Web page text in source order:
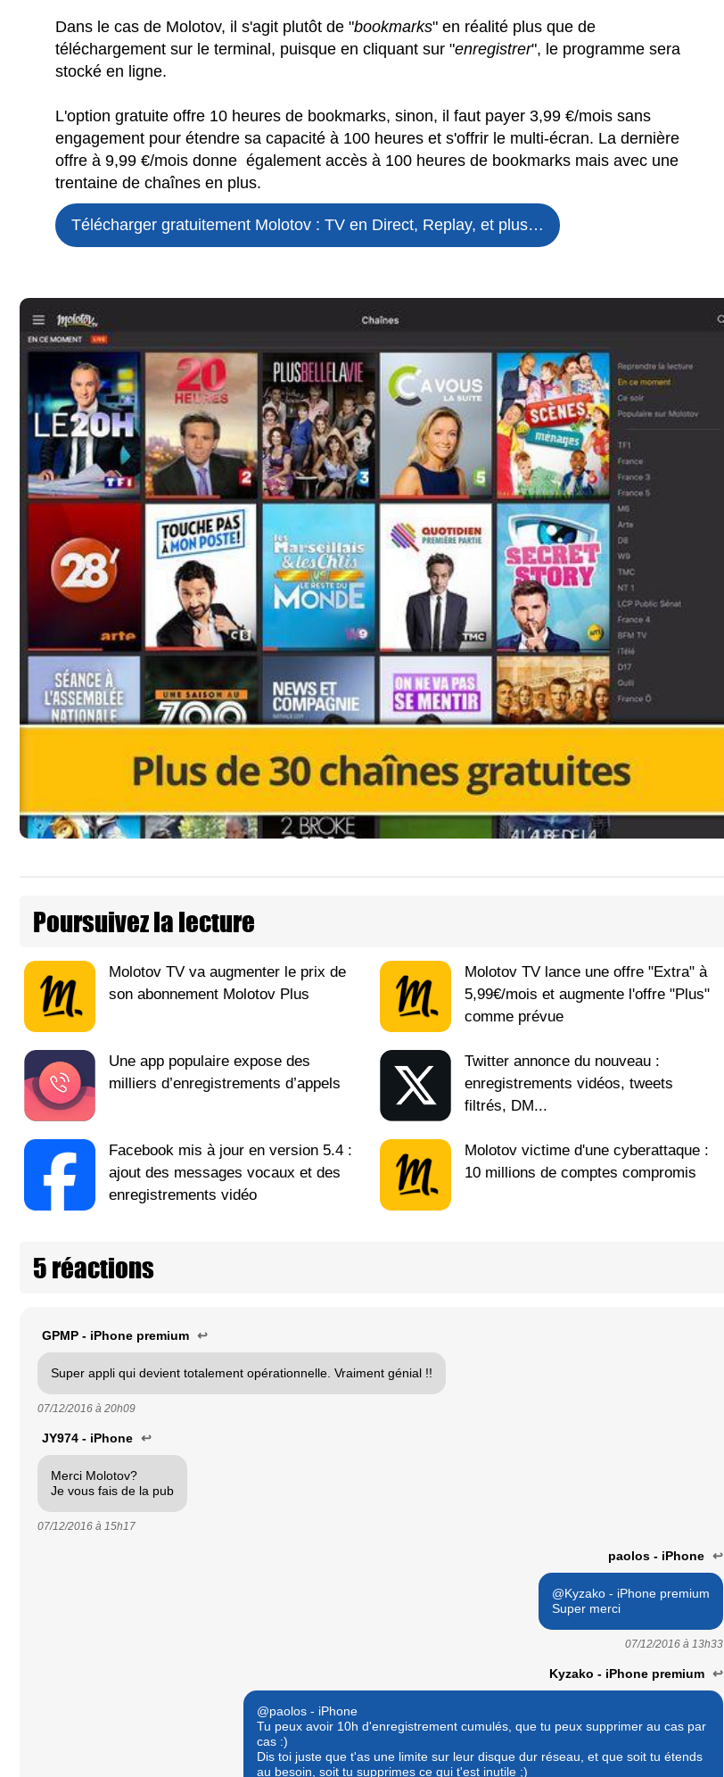
Dans le cas de Molotov, il s'agit plutôt de "bookmarks" en réalité plus que de
téléchargement sur le terminal, puisque en cliquant sur "enregistrer", le programme sera
stocké en ligne.
L'option gratuite offre 10 heures de bookmarks, sinon, il faut payer 3,99 €/mois sans
engagement pour étendre sa capacité à 100 heures et s'offrir le multi-écran. La dernière
offre à 9,99 €/mois donne également accès à 100 heures de bookmarks mais avec une
trentaine de chaînes en plus.
Télécharger gratuitement Molotov : TV en Direct, Replay, et plus…
Poursuivez la lecture
Molotov TV va augmenter le prix de
son abonnement Molotov Plus
Molotov TV lance une offre "Extra" à
5,99€/mois et augmente l'offre "Plus"
comme prévue
Une app populaire expose des
milliers d’enregistrements d’appels
Twitter annonce du nouveau :
enregistrements vidéos, tweets
filtrés, DM...
Facebook mis à jour en version 5.4 :
ajout des messages vocaux et des
enregistrements vidéo
Molotov victime d'une cyberattaque :
10 millions de comptes compromis
5 réactions
GPMP - iPhone premium ↩
Super appli qui devient totalement opérationnelle. Vraiment génial !!
07/12/2016 à 20h09
JY974 - iPhone ↩
Merci Molotov?
Je vous fais de la pub
07/12/2016 à 15h17
paolos - iPhone ↩
@Kyzako - iPhone premium
Super merci
07/12/2016 à 13h33
Kyzako - iPhone premium ↩
@paolos - iPhone
Tu peux avoir 10h d'enregistrement cumulés, que tu peux supprimer au cas par
cas :)
Dis toi juste que t'as une limite sur leur disque dur réseau, et que soit tu étends
au besoin, soit tu supprimes ce qui t'est inutile ;)